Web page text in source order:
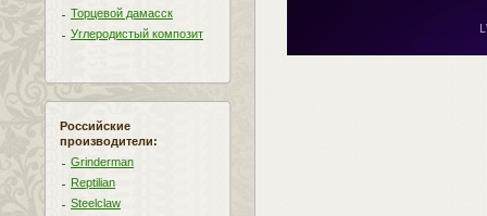
Торцевой дамасск
Углеродистый композит
Российские
производители:
Grinderman
Reptilian
Steelclaw